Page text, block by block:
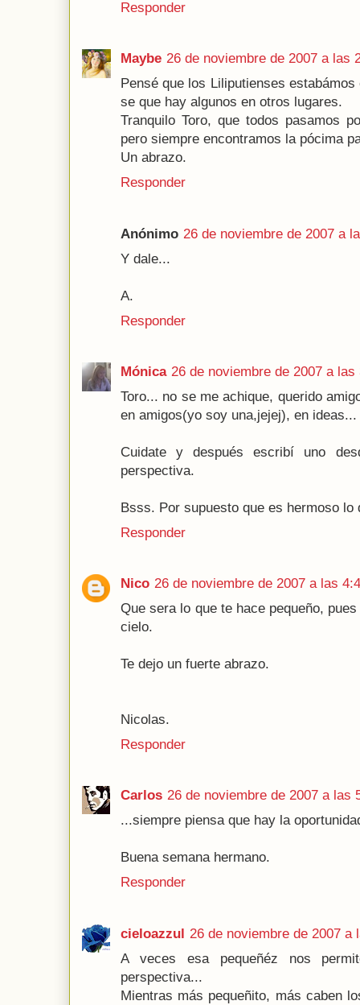
Responder
Maybe 26 de noviembre de 2007 a las
Pensé que los Liliputienses
se que hay algunos en otros lugares.
Tranquilo Toro, que todos pasamos
pero siempre encontramos la pócima
Un abrazo.
Responder
Anónimo 26 de noviembre de 2007 a
Y dale...
A.
Responder
Mónica 26 de noviembre de 2007 a las
Toro... no se me achique, querido
en amigos(yo soy una,jejej), en
Cuidate y después escribí uno
perspectiva.
Bsss. Por supuesto que es hermoso lo
Responder
Nico 26 de noviembre de 2007 a las
Que sera lo que te hace pequeño,
cielo.
Te dejo un fuerte abrazo.
Nicolas.
Responder
Carlos 26 de noviembre de 2007 a las
...siempre piensa que hay la
Buena semana hermano.
Responder
cieloazzul 26 de noviembre de 2007 a
A veces esa pequeñéz nos
perspectiva...
Mientras más pequeñito, más caben